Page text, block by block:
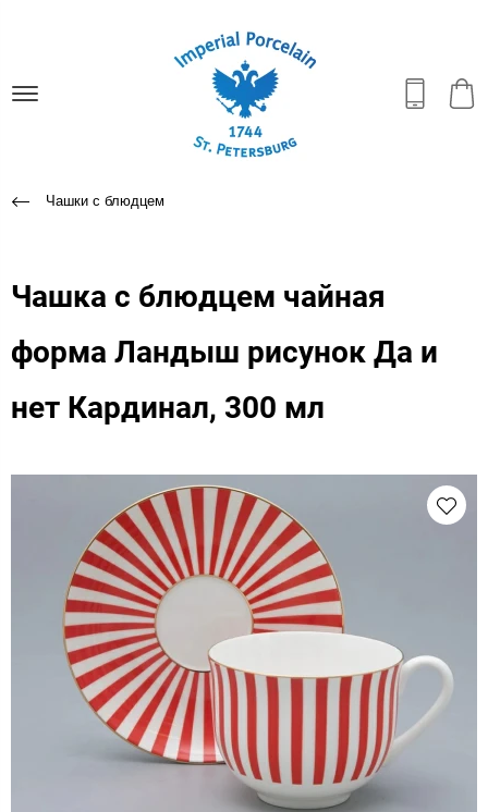
Чашки с блюдцем
Чашка с блюдцем чайная
форма Ландыш рисунок Да и
нет Кардинал, 300 мл